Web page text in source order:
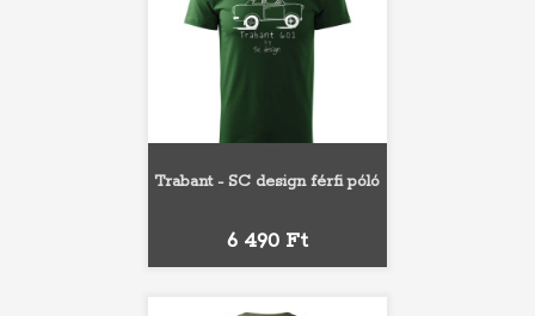
Trabant - SC design férfi póló
Ár
6 490 Ft